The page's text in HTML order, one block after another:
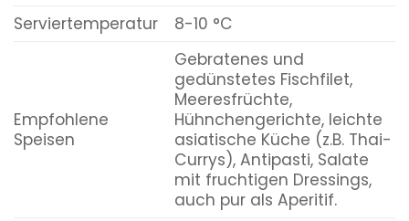
Serviertemperatur
8-10 °C
Empfohlene
Speisen
Gebratenes und
gedünstetes Fischfilet,
Meeresfrüchte,
Hühnchengerichte, leichte
asiatische Küche (z.B. Thai-
Currys), Antipasti, Salate
mit fruchtigen Dressings,
auch pur als Aperitif.